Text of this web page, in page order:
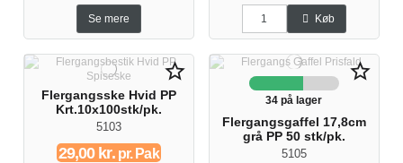
Se mere Køb
star_border
Flergangsske Hvid PP
Krt.10x100stk/pk.
5103
29,00 kr.pr. Pak
star_border
34 på lager
Flergangsgaffel 17,8cm
grå PP 50 stk/pk.
5105